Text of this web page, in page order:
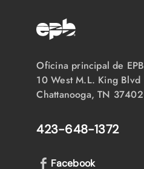
Oficina principal de EPB
10 West M.L. King Blvd
Chattanooga, TN 37402
423-648-1372
Facebook